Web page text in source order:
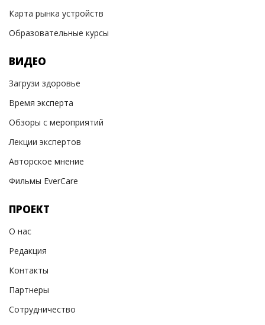
Карта рынка устройств
Образовательные курсы
ВИДЕО
Загрузи здоровье
Время эксперта
Обзоры с мероприятий
Лекции экспертов
Авторское мнение
Фильмы EverCare
ПРОЕКТ
О нас
Редакция
Контакты
Партнеры
Сотрудничество